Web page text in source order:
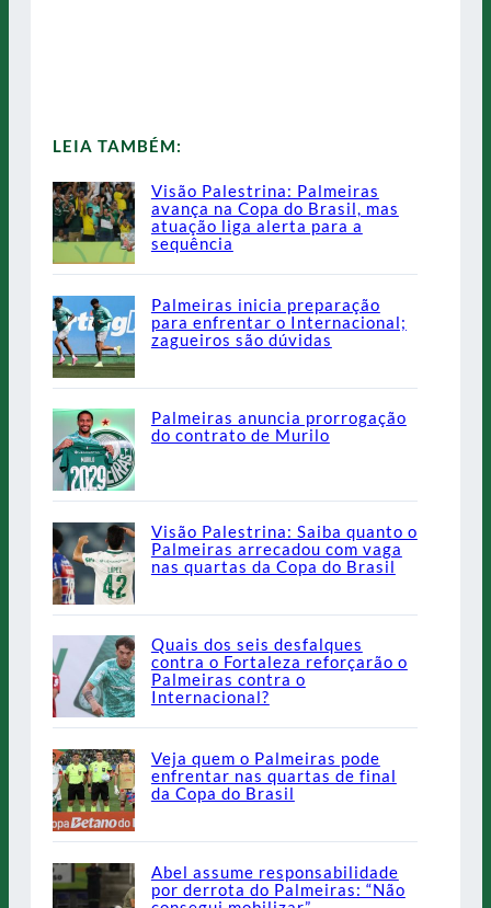
LEIA TAMBÉM:
Visão Palestrina: Palmeiras
avança na Copa do Brasil, mas
atuação liga alerta para a
sequência
Palmeiras inicia preparação
para enfrentar o Internacional;
zagueiros são dúvidas
Palmeiras anuncia prorrogação
do contrato de Murilo
Visão Palestrina: Saiba quanto o
Palmeiras arrecadou com vaga
nas quartas da Copa do Brasil
Quais dos seis desfalques
contra o Fortaleza reforçarão o
Palmeiras contra o
Internacional?
Veja quem o Palmeiras pode
enfrentar nas quartas de final
da Copa do Brasil
Abel assume responsabilidade
por derrota do Palmeiras: “Não